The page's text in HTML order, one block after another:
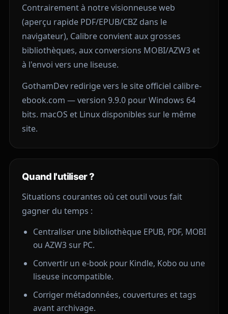
Contrairement à notrevisionneuse web
(aperçu rapide PDF/EPUB/CBZ dans le
navigateur), Calibre convient aux grosses
bibliothèques, aux conversions MOBI/AZW3 et
à l'envoi vers une liseuse.
GothamDev redirige vers le site officiel calibre-
ebook.com — version 9.9.0 pour Windows 64
bits. macOS et Linux disponibles sur le même
site.
Quand l'utiliser ?
Situations courantes où cet outil vous fait
gagner du temps :
Centraliser une bibliothèque EPUB, PDF, MOBI
ou AZW3 sur PC.
Convertir un e-book pour Kindle, Kobo ou une
liseuse incompatible.
Corriger métadonnées, couvertures et tags
avant archivage.